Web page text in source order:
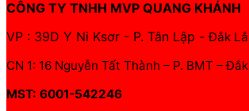
CÔNG TY TNHH MVP QUANG KHÁNH
VP : 39D Y Ni Ksơr - P. Tân Lập -Đắk
CN 1: 16 Nguyễn Tất Thành – P. BMT –
MST: 6001-542246